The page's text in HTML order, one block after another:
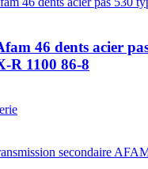
46 dents acier
R 1100 86-8
secondaire